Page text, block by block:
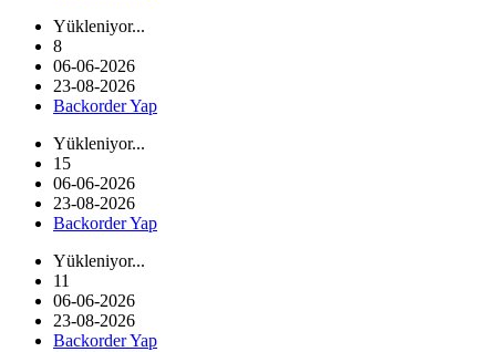
Yükleniyor...
8
06-06-2026
23-08-2026
Backorder Yap
Yükleniyor...
15
06-06-2026
23-08-2026
Backorder Yap
Yükleniyor...
11
06-06-2026
23-08-2026
Backorder Yap